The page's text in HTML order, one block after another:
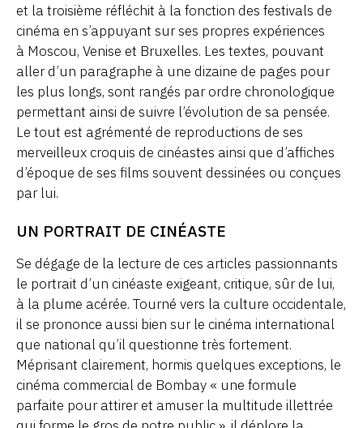
et la troisième réfléchit à la fonction des festivals de
cinéma en s’appuyant sur ses propres expériences
à Moscou, Venise et Bruxelles. Les textes, pouvant
aller d’un paragraphe à une dizaine de pages pour
les plus longs, sont rangés par ordre chronologique
permettant ainsi de suivre l’évolution de sa pensée.
Le tout est agrémenté de reproductions de ses
merveilleux croquis de cinéastes ainsi que d’affiches
d’époque de ses films souvent dessinées ou conçues
par lui.
UN PORTRAIT DE CINÉASTE
Se dégage de la lecture de ces articles passionnants
le portrait d’un cinéaste exigeant, critique, sûr de lui,
à la plume acérée. Tourné vers la culture occidentale,
il se prononce aussi bien sur le cinéma international
que national qu’il questionne très fortement.
Méprisant clairement, hormis quelques exceptions, le
cinéma commercial de Bombay « une formule
parfaite pour attirer et amuser la multitude illettrée